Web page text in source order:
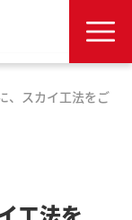
、スカイ工法をご